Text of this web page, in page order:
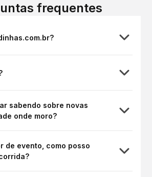
frequentes
sabendo sobre novas
onde moro?
de evento, como posso